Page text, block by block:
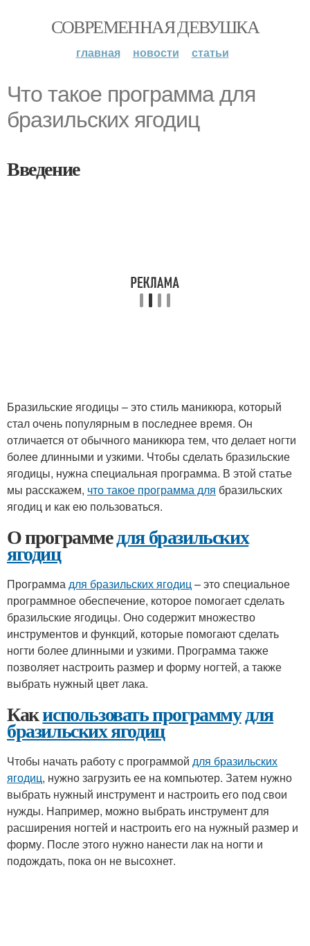
СОВРЕМЕННАЯ ДЕВУШКА
главная новости статьи
Что такое программа для
бразильских ягодиц
Введение
Бразильские ягодицы – это стиль маникюра, который
стал очень популярным в последнее время. Он
отличается от обычного маникюра тем, что делает ногти
более длинными и узкими. Чтобы сделать бразильские
ягодицы, нужна специальная программа. В этой статье
мы расскажем, что такое программа для бразильских
ягодиц и как ею пользоваться.
О программедля бразильских
ягодиц
Программадля бразильских ягодиц– это специальное
программное обеспечение, которое помогает сделать
бразильские ягодицы. Оно содержит множество
инструментов и функций, которые помогают сделать
ногти более длинными и узкими. Программа также
позволяет настроить размер и форму ногтей, а также
выбрать нужный цвет лака.
Какиспользовать программудля
бразильских ягодиц
Чтобы начать работу с программой для бразильских
ягодиц, нужно загрузить ее на компьютер. Затем нужно
выбрать нужный инструмент и настроить его под свои
нужды. Например, можно выбрать инструмент для
расширения ногтей и настроить его на нужный размер и
форму. После этого нужно нанести лак на ногти и
подождать, пока он не высохнет.